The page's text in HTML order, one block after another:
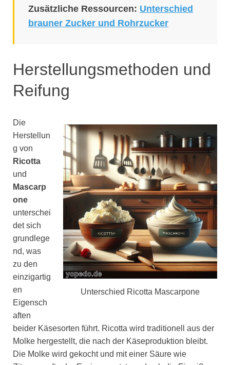
Zusätzliche Ressourcen: Unterschied
brauner Zucker und Rohrzucker
Herstellungsmethoden und
Reifung
Unterschied Ricotta Mascarpone
Die
Herstellun
g von
Ricotta
und
Mascarp
one
unterschei
det sich
grundlege
nd, was
zu den
einzigartig
en
Eigensch
aften
beider Käsesorten führt. Ricotta wird traditionell aus der
Molke hergestellt, die nach der Käseproduktion bleibt.
Die Molke wird gekocht und mit einer Säure wie